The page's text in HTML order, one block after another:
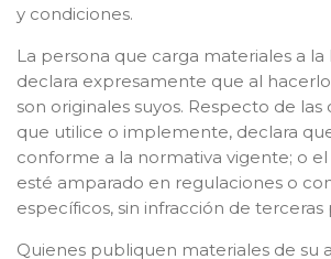
y condiciones.
La persona que carga materiales a
declara expresamente que al
son originales suyos. Respecto de
que utilice o implemente, declara
conforme a la normativa vigente; o
esté amparado en regulaciones o
específicos, sin infracción de terceras
Quienes publiquen materiales de su